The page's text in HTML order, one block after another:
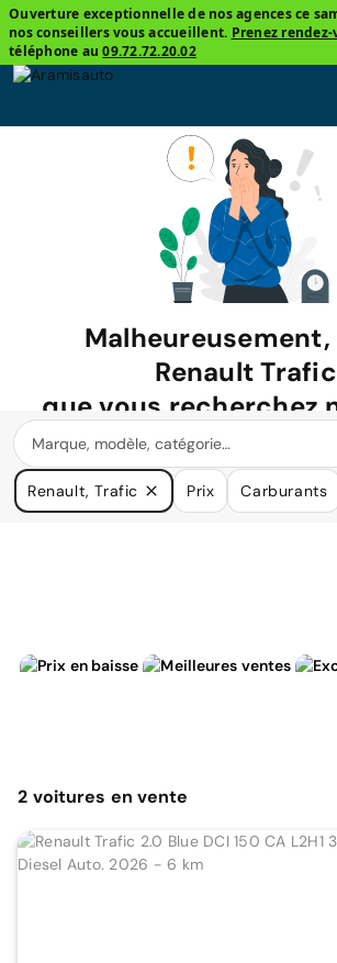
Ouverture exceptionnelle de nos agences ce
nos conseillers vous accueillent. Prenez rendez-
téléphone au09.72.72.20.02
Renault Trafic
que vous recherchez
disponible.
Nous avons de nombreuses voitures qui
à vos besoins.
Renault, Trafic Prix Carburants
2 voitures en vente